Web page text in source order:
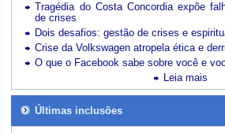
Tragédia do Costa Concordia expõe
de crises
Dois desafios: gestão de crises e
Crise da Volkswagen atropela ética e
O que o Facebook sabe sobre você e
Leia mais
Últimas inclusões